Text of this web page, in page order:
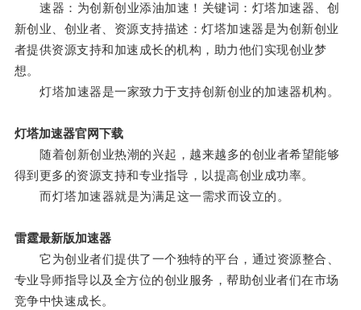
速器：为创新创业添油加速！关键词：灯塔加速器、创
新创业、创业者、资源支持描述：灯塔加速器是为创新创业
者提供资源支持和加速成长的机构，助力他们实现创业梦
想。
灯塔加速器是一家致力于支持创新创业的加速器机构。
灯塔加速器官网下载
随着创新创业热潮的兴起，越来越多的创业者希望能够
得到更多的资源支持和专业指导，以提高创业成功率。
而灯塔加速器就是为满足这一需求而设立的。
雷霆最新版加速器
它为创业者们提供了一个独特的平台，通过资源整合、
专业导师指导以及全方位的创业服务，帮助创业者们在市场
竞争中快速成长。